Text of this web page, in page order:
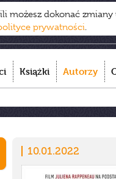
możesz dokonać
prywatności.
Książki Autorzy
10.01.2022